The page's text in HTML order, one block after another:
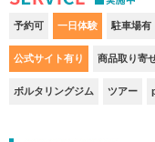
予約可 一日体験 駐車場有
公式サイト有り 商品取り寄
ボルタリングジム ツアー